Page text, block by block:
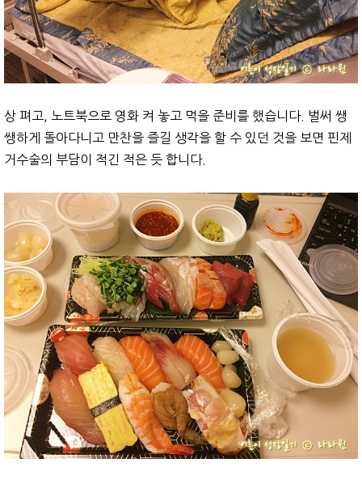
상 펴고, 노트북으로 영화 켜 놓고 먹을 준비를 했습니다. 벌써 쌩
쌩하게 돌아다니고 만찬을 즐길 생각을 할 수 있던 것을 보면 핀제
거수술의 부담이 적긴 적은 듯 합니다.